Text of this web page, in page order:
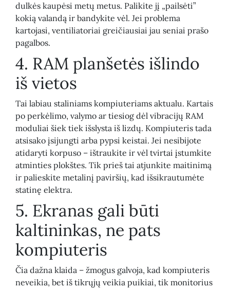
dulkės kaupėsi metų metus. Palikite jį „pailsėti”
kokią valandą ir bandykite vėl. Jei problema
kartojasi, ventiliatoriai greičiausiai jau seniai prašo
pagalbos.
4. RAM planšetės išlindo
iš vietos
Tai labiau staliniams kompiuteriams aktualu. Kartais
po perkėlimo, valymo ar tiesiog dėl vibracijų RAM
moduliai šiek tiek išslysta iš lizdų. Kompiuteris tada
atsisako įsijungti arba pypsi keistai. Jei nesibijote
atidaryti korpuso – ištraukite ir vėl tvirtai įstumkite
atminties plokštes. Tik prieš tai atjunkite maitinimą
ir palieskite metalinį paviršių, kad išsikrautumėte
statinę elektra.
5. Ekranas gali būti
kaltininkas, ne pats
kompiuteris
Čia dažna klaida – žmogus galvoja, kad kompiuteris
neveikia, bet iš tikrųjų veikia puikiai, tik monitorius